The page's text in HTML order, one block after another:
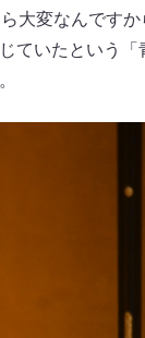
大変なんです
ていたという